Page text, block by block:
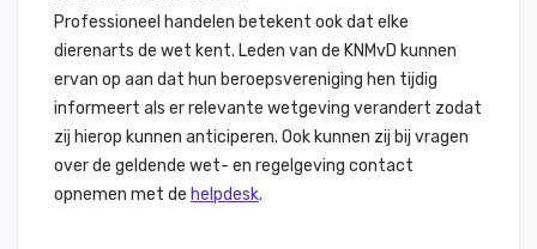
Professioneel handelen betekent ook dat elke
dierenarts de wet kent. Leden van de KNMvD kunnen
ervan op aan dat hun beroepsvereniging hen tijdig
informeert als er relevante wetgeving verandert zodat
zij hierop kunnen anticiperen. Ook kunnen zij bij vragen
over de geldende wet- en regelgeving contact
opnemen met de helpdesk.